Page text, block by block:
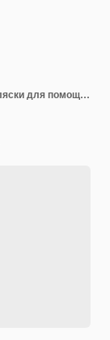
Иллюстрация 3D-модели инвалидной коляски для помощи в передвижении